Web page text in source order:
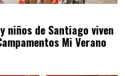
niños de Santiago viven
Mi Verano